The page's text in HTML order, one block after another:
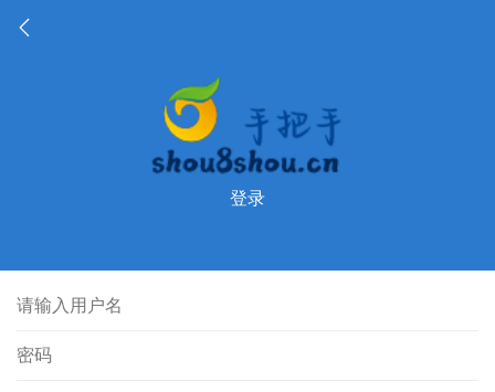
登录